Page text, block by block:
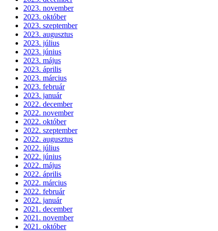
2023. november
2023. október
2023. szeptember
2023. augusztus
2023. július
2023. június
2023. május
2023. április
2023. március
2023. február
2023. január
2022. december
2022. november
2022. október
2022. szeptember
2022. augusztus
2022. július
2022. június
2022. május
2022. április
2022. március
2022. február
2022. január
2021. december
2021. november
2021. október